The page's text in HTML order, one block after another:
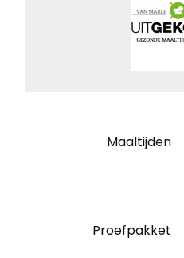
Maaltijden
Proefpakket